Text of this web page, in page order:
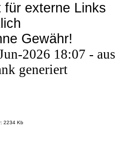
für externe Links
Gewähr!
2026 18:07 - aus
generiert
2234 Kb